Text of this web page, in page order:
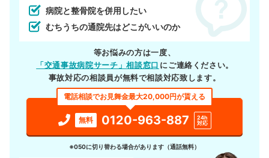
病院と整骨院を併用したい
むちうちの通院先はどこがいいのか
等お悩みの方は一度、
「交通事故病院サーチ」相談窓口 にご連絡ください。
事故対応の相談員が無料で相談対応致します。
電話相談でお見舞金最大20,000円が貰える
無料 0120-963-887
24h
対応
※050に切り替わる場合があります（通話無料）